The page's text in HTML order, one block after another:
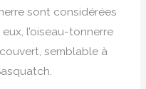
sont considérées
l’oiseau-tonnerre
semblable à